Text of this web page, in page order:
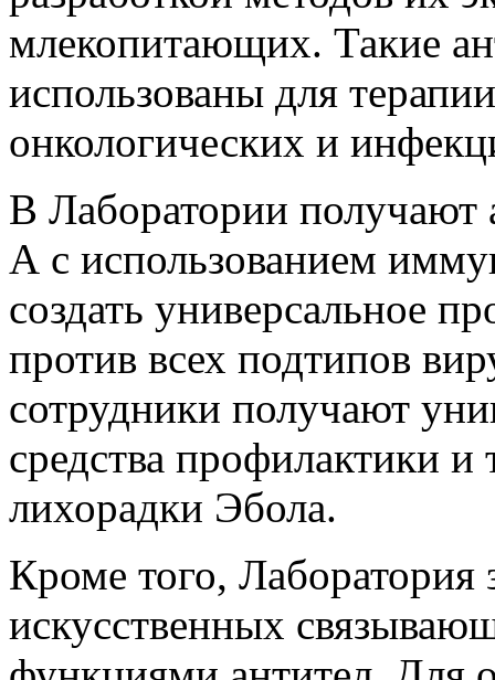
млекопитающих. Такие
использованы для
онкологических и
В Лаборатории получают
А с использованием
создать универсальное
против всех подтипов
сотрудники получают
средства профилактики
лихорадки Эбола.
Кроме того, Лаборатория
искусственных